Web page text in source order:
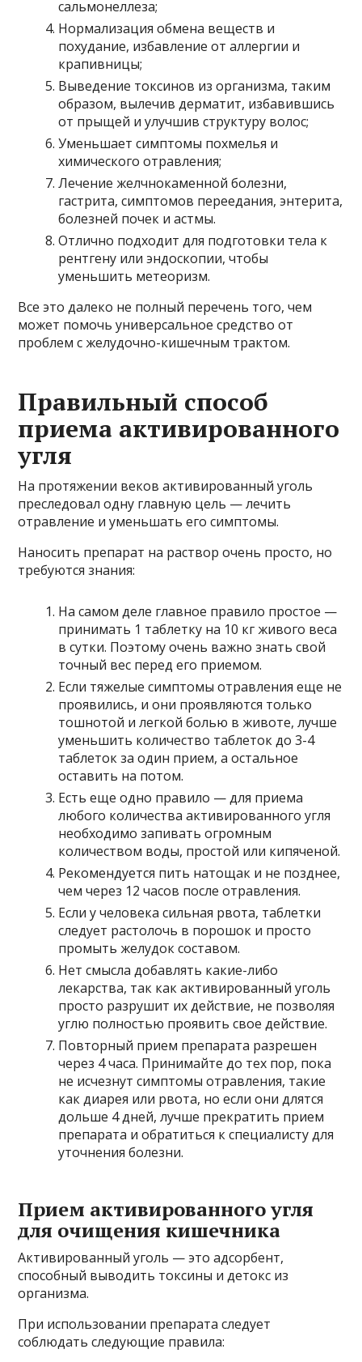
сальмонеллеза;
Нормализация обмена веществ и
похудание, избавление от аллергии и
крапивницы;
Выведение токсинов из организма, таким
образом, вылечив дерматит, избавившись
от прыщей и улучшив структуру волос;
Уменьшает симптомы похмелья и
химического отравления;
Лечение желчнокаменной болезни,
гастрита, симптомов переедания, энтерита,
болезней почек и астмы.
Отлично подходит для подготовки тела к
рентгену или эндоскопии, чтобы
уменьшить метеоризм.
Все это далеко не полный перечень того, чем
может помочь универсальное средство от
проблем с желудочно-кишечным трактом.
Правильный способ
приема активированного
угля
На протяжении веков активированный уголь
преследовал одну главную цель — лечить
отравление и уменьшать его симптомы.
Наносить препарат на раствор очень просто, но
требуются знания:
На самом деле главное правило простое —
принимать 1 таблетку на 10 кг живого веса
в сутки. Поэтому очень важно знать свой
точный вес перед его приемом.
Если тяжелые симптомы отравления еще не
проявились, и они проявляются только
тошнотой и легкой болью в животе, лучше
уменьшить количество таблеток до 3-4
таблеток за один прием, а остальное
оставить на потом.
Есть еще одно правило — для приема
любого количества активированного угля
необходимо запивать огромным
количеством воды, простой или кипяченой.
Рекомендуется пить натощак и не позднее,
чем через 12 часов после отравления.
Если у человека сильная рвота, таблетки
следует растолочь в порошок и просто
промыть желудок составом.
Нет смысла добавлять какие-либо
лекарства, так как активированный уголь
просто разрушит их действие, не позволяя
углю полностью проявить свое действие.
Повторный прием препарата разрешен
через 4 часа. Принимайте до тех пор, пока
не исчезнут симптомы отравления, такие
как диарея или рвота, но если они длятся
дольше 4 дней, лучше прекратить прием
препарата и обратиться к специалисту для
уточнения болезни.
Прием активированного угля
для очищения кишечника
Активированный уголь — это адсорбент,
способный выводить токсины и детокс из
организма.
При использовании препарата следует
соблюдать следующие правила: